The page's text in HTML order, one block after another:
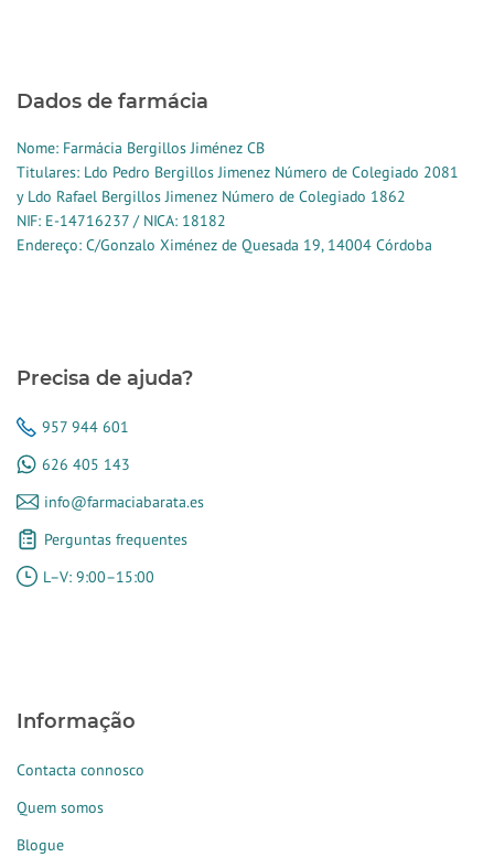
Dados de farmácia
Nome: Farmácia Bergillos Jiménez CB
Titulares: Ldo Pedro Bergillos Jimenez Número de Colegiado 2081
y Ldo Rafael Bergillos Jimenez Número de Colegiado 1862
NIF: E-14716237 / NICA: 18182
Endereço: C/Gonzalo Ximénez de Quesada 19, 14004 Córdoba
Precisa de ajuda?
957 944 601
626 405 143
info@farmaciabarata.es
Perguntas frequentes
L–V: 9:00–15:00
Informação
Contacta connosco
Quem somos
Blogue